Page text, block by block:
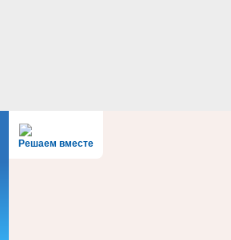
Решаем вместе